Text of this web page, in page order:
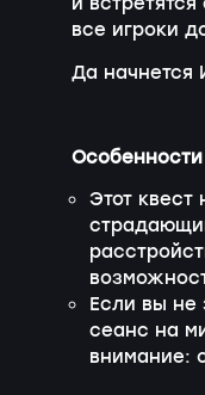
все игроки
Да начнется
Этот
Если вы не
сеанс на
внимание: